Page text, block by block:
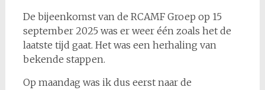
De bijeenkomst van de RCAMF Groep op 15
september 2025 was er weer één zoals het de
laatste tijd gaat. Het was een herhaling van
bekende stappen.
Op maandag was ik dus eerst naar de